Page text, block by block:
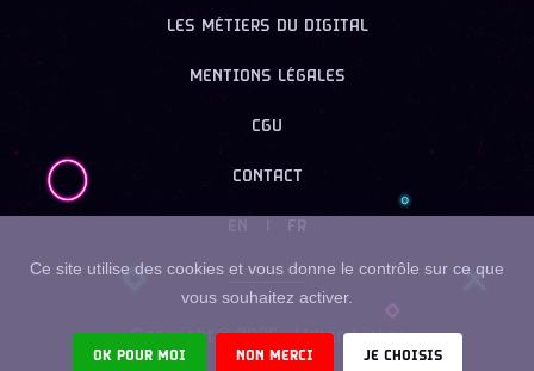
LES MÉTIERS DU DIGITAL
MENTIONS LÉGALES
CGU
CONTACT
FR
Copyright ©2026- Urban Linker
Ce site utilise des cookies et vous donne le contrôle sur ce que
vous souhaitez activer.
OK POUR MOI NON MERCI JE CHOISIS